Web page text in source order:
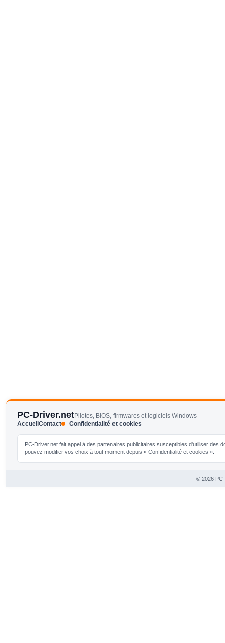
PC-Driver.netPilotes, BIOS, firmwares et logiciels Windows
AccueilContact Confidentialité et cookies
PC-Driver.net fait appel à des partenaires publicitaires susceptibles d'utiliser
pouvez modifier vos choix à tout moment depuis « Confidentialité et cookies ».
© 2026